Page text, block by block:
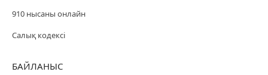
910 нысаны онлайн
Салық кодексі
БАЙЛАНЫС